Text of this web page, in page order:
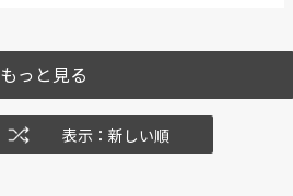
もっと見る
表示：新しい順